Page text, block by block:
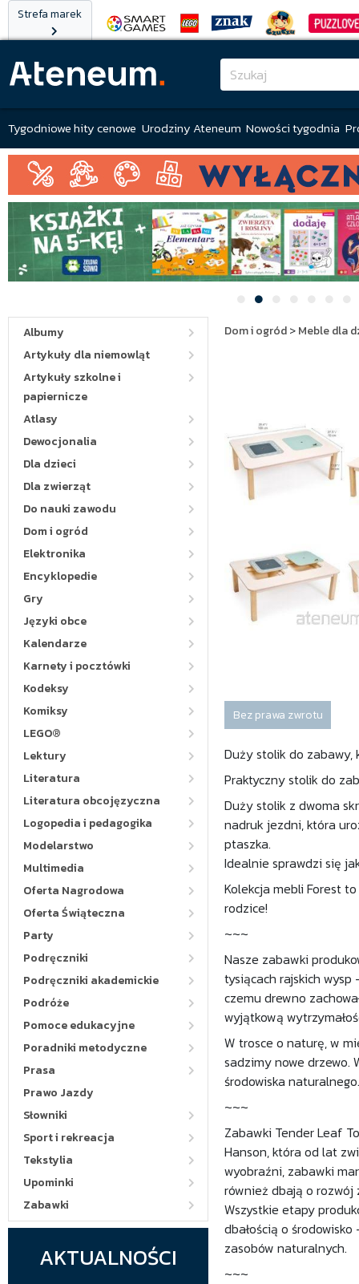
Strefa marek
Tygodniowe hity cenowe Urodziny Ateneum Nowości tygodnia
Albumy
Artykuły dla niemowląt
Artykuły szkolne i
papiernicze
Atlasy
Dewocjonalia
Dla dzieci
Dla zwierząt
Do nauki zawodu
Dom i ogród
Elektronika
Encyklopedie
Gry
Języki obce
Kalendarze
Karnety i pocztówki
Kodeksy
Komiksy
LEGO®
Lektury
Literatura
Literatura obcojęzyczna
Logopedia i pedagogika
Modelarstwo
Multimedia
Oferta Nagrodowa
Oferta Świąteczna
Party
Podręczniki
Podręczniki akademickie
Podróże
Pomoce edukacyjne
Poradniki metodyczne
Prasa
Prawo Jazdy
Słowniki
Sport i rekreacja
Tekstylia
Upominki
Zabawki
AKTUALNOŚCI
Dom i ogród>Meble dla
Bez prawa zwrotu
Duży stolik do zabawy,
Praktyczny stolik do
Duży stolik z dwoma
nadruk jezdni, która
ptaszka.
Idealnie sprawdzi się
Kolekcja mebli Forest
rodzice!
~~~
Nasze zabawki
tysiącach rajskich
czemu drewno
wyjątkową
W trosce o naturę, w
sadzimy nowe drzewo.
środowiska naturalnego.
~~~
Zabawki Tender Leaf
Hanson, która od lat
wyobraźni, zabawki
również dbają o rozwój
Wszystkie etapy
dbałością o
zasobów naturalnych.
~~~